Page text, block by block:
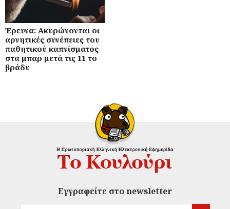
Έρευνα: Ακυρώνονται οι
αρνητικές συνέπειες του
παθητικού καπνίσματος
στα μπαρ μετά τις 11 το
βράδυ
Εγγραφείτε στο newsletter